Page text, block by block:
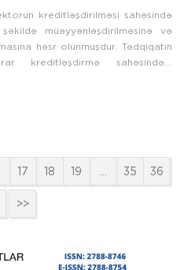
kreditləşdirilməsi sahəsində
müəyyənləşdirilməsinə və
həsr olunmuşdur. Tədqiqatın
kreditləşdirmə sahəsindəki
17 18 19 35 36
>>